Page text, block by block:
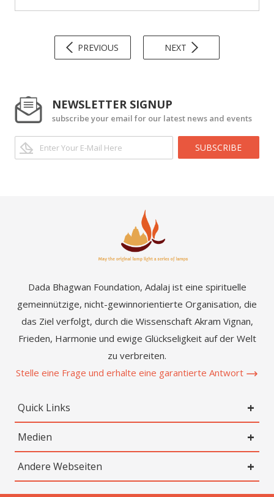
PREVIOUS NEXT
NEWSLETTER SIGNUP
subscribe your email for our latest news and events
SUBSCRIBE
Dada Bhagwan Foundation, Adalaj ist eine spirituelle
gemeinnützige, nicht-gewinnorientierte Organisation, die
das Ziel verfolgt, durch die Wissenschaft Akram Vignan,
Frieden, Harmonie und ewige Glückseligkeit auf der Welt
zu verbreiten.
Stelle eine Frage und erhalte eine garantierte Antwort
Quick Links
Medien
Andere Webseiten